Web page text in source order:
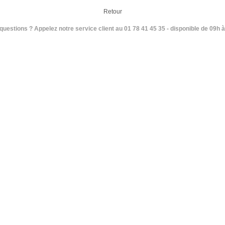
Retour
? Appelez notre service client au 01 78 41 45 35 - disponible de 09h